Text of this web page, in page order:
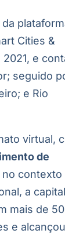
da
Cities &
e
seguido
e Rio
virtual,
de
contexto
a
mais de
e